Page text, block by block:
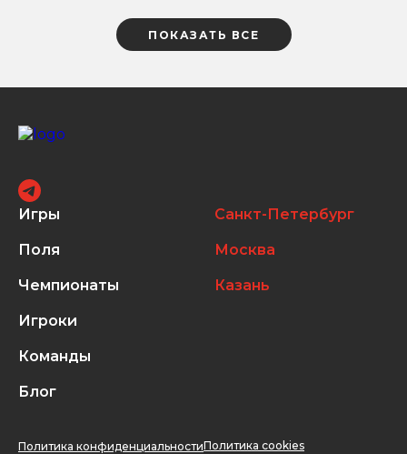
ПОКАЗАТЬ ВСЕ
Игры
Поля
Чемпионаты
Игроки
Команды
Блог
Санкт-Петербург
Москва
Казань
Политика конфиденциальностиПолитика cookies